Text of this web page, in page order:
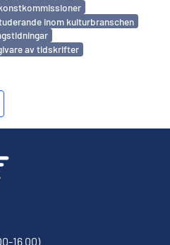
inom kulturbranschen
av tidskrifter
16.00)